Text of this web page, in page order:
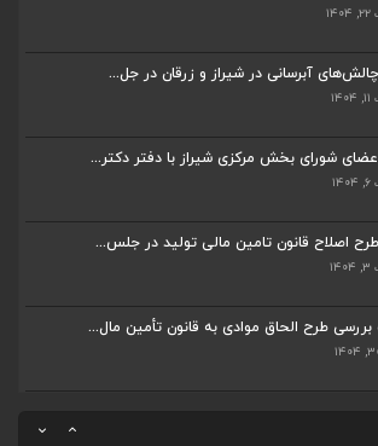
آبرسانی در شیراز و زرقان در جل...
شورای بخش مرکزی شیراز با دفتر دکتر...
اصلاح قانون تامین مالی تولید در جلس...
طرح الحاق موادی به قانون تأمین مال...
شیراز و زرقان در مجلس شورا...
در شیراز و زرقان در جل...
مرکزی شیراز با دفتر دکتر...